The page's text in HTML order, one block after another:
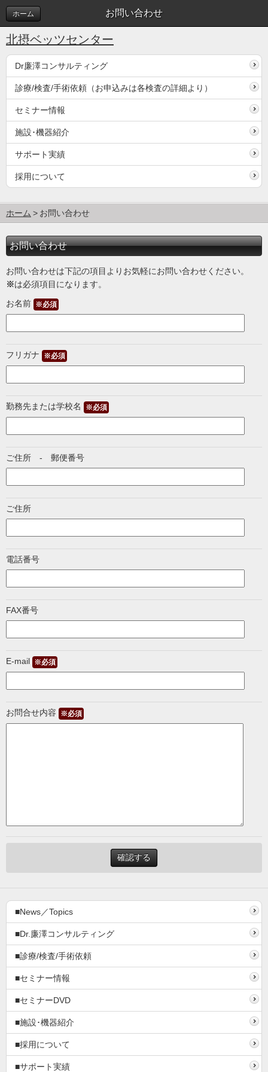
お問い合わせ
ホーム
北摂ベッツセンター
Dr廉澤コンサルティング
診療/検査/手術依頼（お申込みは各検査の詳細より）
セミナー情報
施設･機器紹介
サポート実績
採用について
ホーム お問い合わせ
お問い合わせ
お問い合わせは下記の項目よりお気軽にお問い合わせください。
※は必須項目になります。
お名前 ※必須
フリガナ ※必須
勤務先または学校名 ※必須
ご住所 - 郵便番号
ご住所
電話番号
FAX番号
E-mail ※必須
お問合せ内容 ※必須
■News／Topics
■Dr.廉澤コンサルティング
■診療/検査/手術依頼
■セミナー情報
■セミナーDVD
■施設･機器紹介
■採用について
■サポート実績